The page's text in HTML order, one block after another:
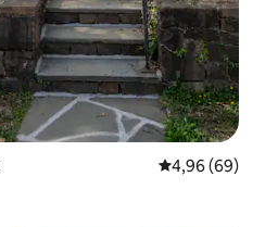
Calificación
4,96 (69)